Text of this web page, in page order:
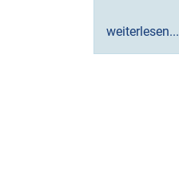
weiterlesen...